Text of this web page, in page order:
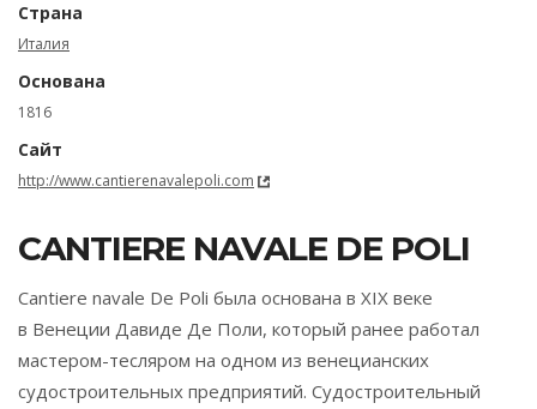
Страна
Италия
Основана
1816
Сайт
http://www.cantierenavalepoli.com
CANTIERE NAVALE DE POLI
Cantiere navale De Poli была основана в XIX веке
в Венеции Давиде Де Поли, который ранее работал
мастером-тесляром на одном из венецианских
судостроительных предприятий. Судостроительный